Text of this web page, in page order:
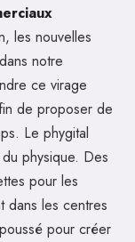
les nouvelles
notre
ce virage
de proposer de
Le phygital
physique. Des
pour les
dans les centres
pour créer